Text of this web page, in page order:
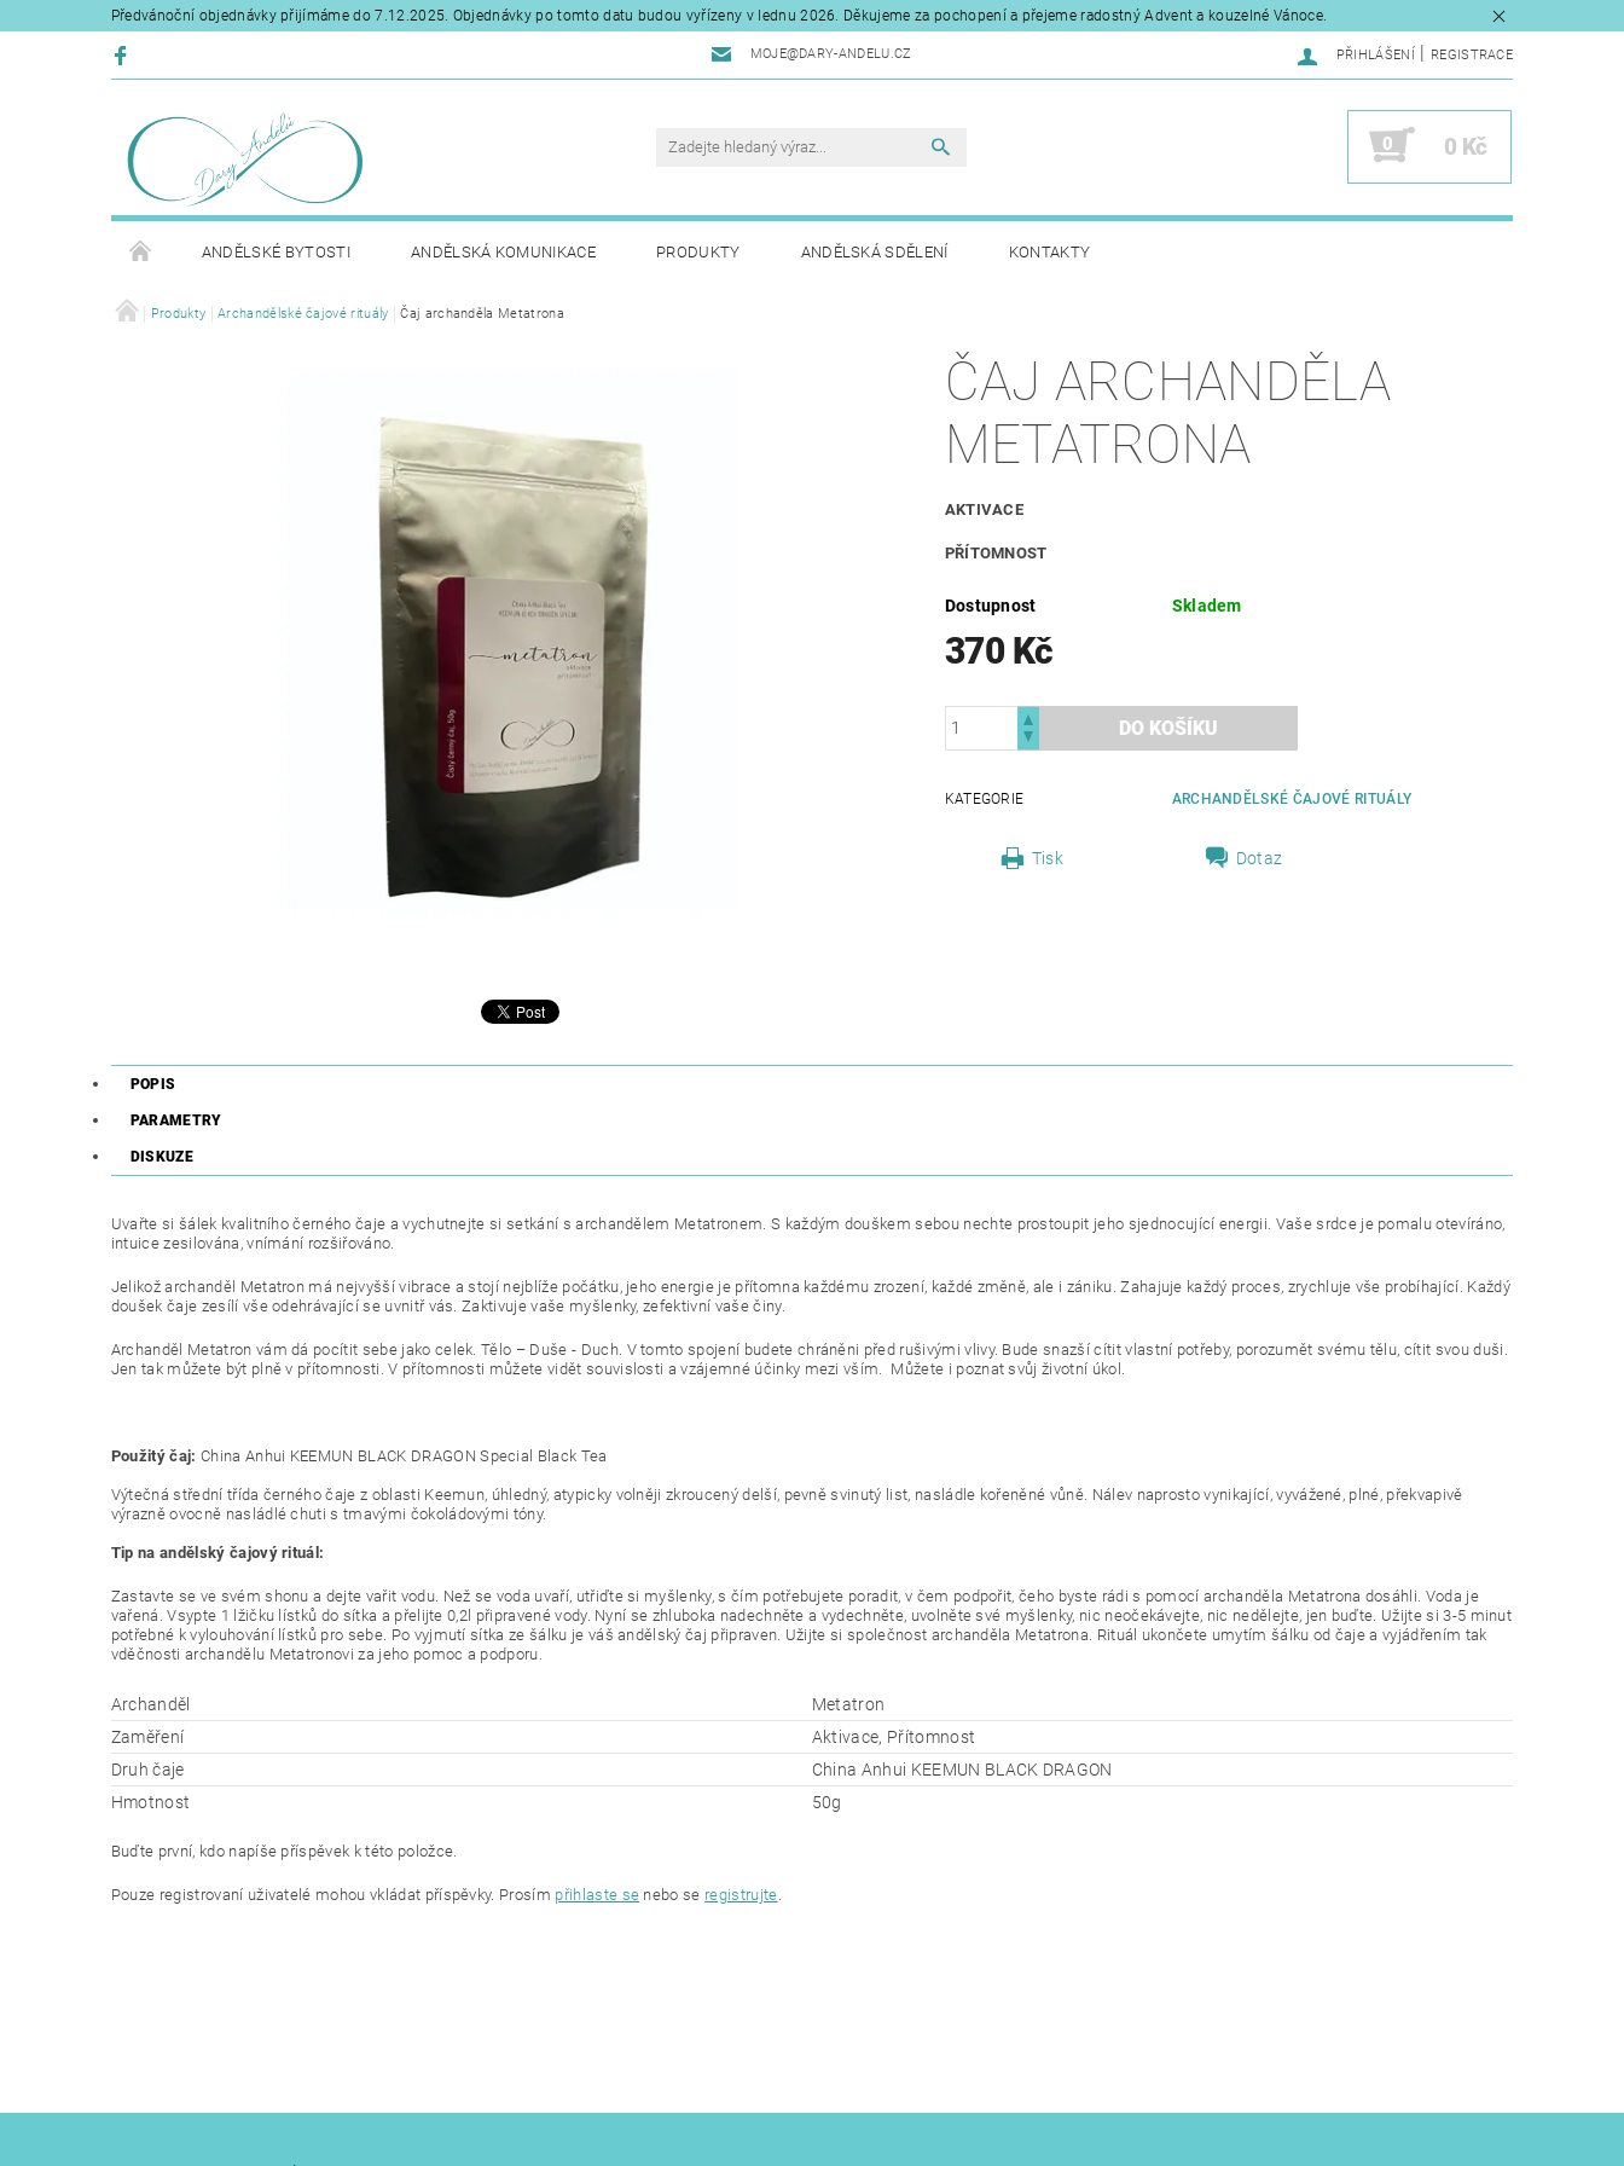
Předvánoční objednávky přijímáme do 7.12.2025. Objednávky po tomto datu budou vyřízeny v lednu 2026. Děkujeme za pochopení a přejeme radostný Advent a kouzelné Vánoce.
MOJE@DARY-ANDELU.CZ PŘIHLÁŠENÍ REGISTRACE
0 0 Kč
ANDĚLSKÉ BYTOSTI ANDĚLSKÁ KOMUNIKACE PRODUKTY ANDĚLSKÁ SDĚLENÍ KONTAKTY
Produkty Archandělské čajové rituály Čaj archanděla Metatrona
ČAJ ARCHANDĚLA
METATRONA
AKTIVACE
PŘÍTOMNOST
Dostupnost Skladem
370 Kč
KATEGORIE ARCHANDĚLSKÉ ČAJOVÉ RITUÁLY
Tisk Dotaz
POPIS
PARAMETRY
DISKUZE
Uvařte si šálek kvalitního černého čaje a vychutnejte si setkání s archandělem Metatronem. S každým douškem sebou nechte prostoupit jeho sjednocující energii. Vaše srdce je pomalu otevíráno,
intuice zesilována, vnímání rozšiřováno.
Jelikož archanděl Metatron má nejvyšší vibrace a stojí nejblíže počátku, jeho energie je přítomna každému zrození, každé změně, ale i zániku. Zahajuje každý proces, zrychluje vše probíhající. Každý
doušek čaje zesílí vše odehrávající se uvnitř vás. Zaktivuje vaše myšlenky, zefektivní vaše činy.
Archanděl Metatron vám dá pocítit sebe jako celek. Tělo – Duše - Duch. V tomto spojení budete chráněni před rušivými vlivy. Bude snazší cítit vlastní potřeby, porozumět svému tělu, cítit svou duši.
Jen tak můžete být plně v přítomnosti. V přítomnosti můžete vidět souvislosti a vzájemné účinky mezi vším. Můžete i poznat svůj životní úkol.
Použitý čaj: China Anhui KEEMUN BLACK DRAGON Special Black Tea
Výtečná střední třída černého čaje z oblasti Keemun, úhledný, atypicky volněji zkroucený delší, pevně svinutý list, nasládle kořeněné vůně. Nálev naprosto vynikající, vyvážené, plné, překvapivě
výrazně ovocně nasládlé chuti s tmavými čokoládovými tóny.
Tip na andělský čajový rituál:
Zastavte se ve svém shonu a dejte vařit vodu. Než se voda uvaří, utřiďte si myšlenky, s čím potřebujete poradit, v čem podpořit, čeho byste rádi s pomocí archanděla Metatrona dosáhli. Voda je
vařená. Vsypte 1 lžičku lístků do sítka a přelijte 0,2l připravené vody. Nyní se zhluboka nadechněte a vydechněte, uvolněte své myšlenky, nic neočekávejte, nic nedělejte, jen buďte. Užijte si 3-5 minut
potřebné k vylouhování lístků pro sebe. Po vyjmutí sítka ze šálku je váš andělský čaj připraven. Užijte si společnost archanděla Metatrona. Rituál ukončete umytím šálku od čaje a vyjádřením tak
vděčnosti archandělu Metatronovi za jeho pomoc a podporu.
Archanděl
Metatron
Zaměření
Aktivace, Přítomnost
Druh čaje
China Anhui KEEMUN BLACK DRAGON
Hmotnost
50g
Buďte první, kdo napíše příspěvek k této položce.
Pouze registrovaní uživatelé mohou vkládat příspěvky. Prosím přihlaste se nebo se registrujte